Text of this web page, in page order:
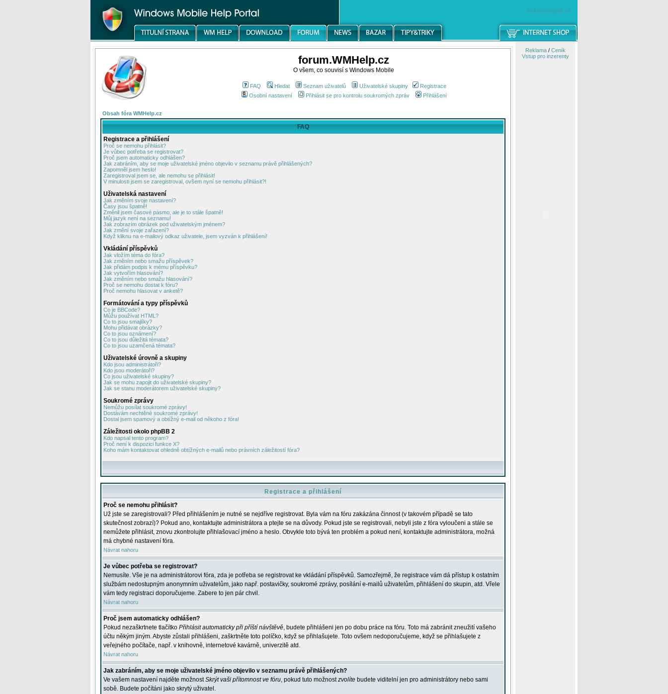
windowsmobile.cz
forum.WMHelp.cz
O všem, co souvisí s Windows Mobile
FAQ Hledat Seznam uživatelů Uživatelské skupiny
Registrace
Osobní nastavení
Přihlásit se pro kontrolu soukromých zpráv Přihlášení
Obsah fóra WMHelp.cz
FAQ
Registrace a přihlášení
Proč se nemohu přihlásit?
Je vůbec potřeba se registrovat?
Proč jsem automaticky odhlášen?
Jak zabráním, aby se moje uživatelské jméno objevilo v seznamu právě přihlášených?
Zapomněl jsem heslo!
Zaregistroval jsem se, ale nemohu se přihlásit!
V minulosti jsem se zaregistroval, ovšem nyní se nemohu přihlásit?!
Uživatelská nastavení
Jak změním svoje nastavení?
Časy jsou špatně!
Změnil jsem časové pásmo, ale je to stále špatně!
Můj jazyk není na seznamu!
Jak zobrazím obrázek pod uživatelským jménem?
Jak změní svoje zařazení?
Když kliknu na e-mailový odkaz uživatele, jsem vyzván k přihlášení!
Vkládání příspěvků
Jak vložím téma do fóra?
Jak změním nebo smažu příspěvek?
Jak přidám podpis k mému příspěvku?
Jak vytvořím hlasování?
Jak změním nebo smažu hlasování?
Proč se nemohu dostat k fóru?
Proč nemohu hlasovat v anketě?
Formátování a typy příspěvků
Co je BBCode?
Můžu používat HTML?
Co to jsou smajlíky?
Mohu přidávat obrázky?
Co to jsou oznámení?
Co to jsou důležitá témata?
Co to jsou uzamčená témata?
Uživatelské úrovně a skupiny
Kdo jsou administrátoři?
Kdo jsou moderátoři?
Co jsou uživatelské skupiny?
Jak se mohu zapojit do uživatelské skupiny?
Jak se stanu moderátorem uživatelské skupiny?
Soukromé zprávy
Nemůžu posílat soukromé zprávy!
Dostávám nechtěné soukromé zprávy!
Dostal jsem spamový a obtížný e-mail od někoho z fóra!
Záležitosti okolo phpBB 2
Kdo napsal tento program?
Proč není k dispozici funkce X?
Koho mám kontaktovat ohledně obtížných e-mailů nebo právních záležitostí fóra?
Registrace a přihlášení
Proč se nemohu přihlásit?
Už jste se zaregistrovali? Před přihlášením je nutné se nejdříve registrovat. Byla vám na fóru zakázána činnost (v takovém případě se tato
skutečnost zobrazí)? Pokud ano, kontaktujte administrátora a ptejte se na důvody. Pokud jste se registrovali, nebyli jste z fóra vyloučeni a stále se
nemůžete přihlásit, znovu zkontrolujte přihlašovací jméno a heslo. Obvykle toto bývá ten problém a pokud není, kontaktujte administrátora, možná
má chybné nastavení fóra.
Návrat nahoru
Je vůbec potřeba se registrovat?
Nemusíte. Vše je na administrátorovi fóra, zda je potřeba se registrovat ke vkládání příspěvků. Samozřejmě, že registrace vám dá přístup k ostatním
službám nedostupným anonymním uživatelům, jako např. postavičky, soukromé zprávy, posílání e-mailů uživatelům, přihlášení do skupin, atd. Vřele
vám tedy registraci doporučujeme. Zabere to jen pár chvil.
Návrat nahoru
Proč jsem automaticky odhlášen?
Pokud nezaškrtnete tlačítko Přihlásit automaticky při příští návštěvě, budete přihlášeni jen po dobu práce na fóru. Toto má zabránit zneužití vašeho
účtu někým jiným. Abyste zůstali přihlášeni, zaškrtněte toto políčko, když se přihlašujete. Toto ovšem nedoporučujeme, když se přihlašujete z
veřejného počítače, např. v knihovně, internetové kavárně, univerzitě atd.
Návrat nahoru
Jak zabráním, aby se moje uživatelské jméno objevilo v seznamu právě přihlášených?
Ve vašem nastavení najděte možnostSkrýt vaši přítomnost ve fóru, pokud tuto možnostzvolíte budete viditelní jen pro administrátory nebo sami
sobě. Budete počítáni jako skrytý uživatel.
Reklama/ Ceník
Vstup pro inzerenty